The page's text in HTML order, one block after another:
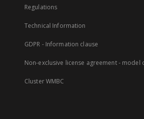
Regulations
Technical Information
GDPR - Information clause
Non-exclusive license agreement - model
Cluster WMBC